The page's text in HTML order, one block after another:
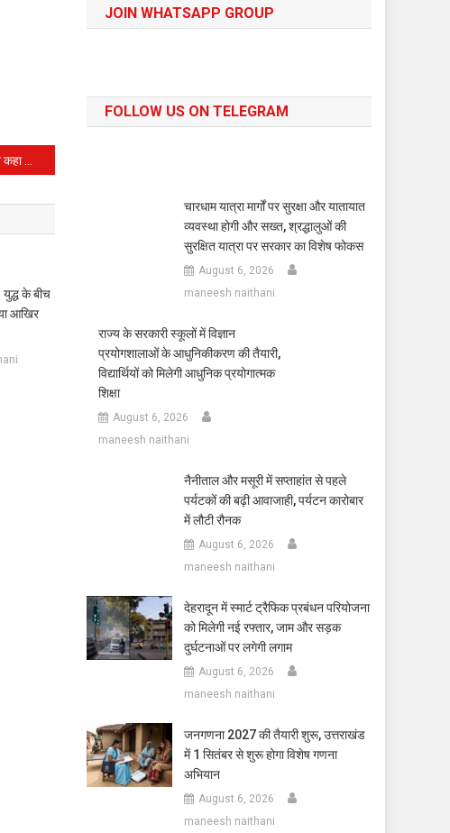
के बीच
आखिर
JOIN WHATSAPP GROUP
FOLLOW US ON TELEGRAM
चारधाम यात्रा मार्गों पर सुरक्षा और यातायात
व्यवस्था होगी और सख्त, श्रद्धालुओं की
सुरक्षित यात्रा पर सरकार का विशेष फोकस
August 6, 2026
maneesh naithani
राज्य के सरकारी स्कूलों में विज्ञान
प्रयोगशालाओं के आधुनिकीकरण की तैयारी,
विद्यार्थियों को मिलेगी आधुनिक प्रयोगात्मक
शिक्षा
August 6, 2026
maneesh naithani
नैनीताल और मसूरी में सप्ताहांत से पहले
पर्यटकों की बढ़ी आवाजाही, पर्यटन कारोबार
में लौटी रौनक
August 6, 2026
maneesh naithani
देहरादून में स्मार्ट ट्रैफिक प्रबंधन परियोजना
को मिलेगी नई रफ्तार, जाम और सड़क
दुर्घटनाओं पर लगेगी लगाम
August 6, 2026
maneesh naithani
जनगणना 2027 की तैयारी शुरू, उत्तराखंड
में 1 सितंबर से शुरू होगा विशेष गणना
अभियान
August 6, 2026
maneesh naithani